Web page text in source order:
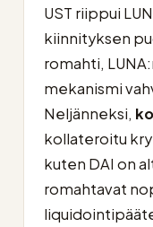
UST riippui
kiinnityksen
romahti,
mekanismi
Neljänneksi,
kollateroitu
kuten DAI on
romahtavat